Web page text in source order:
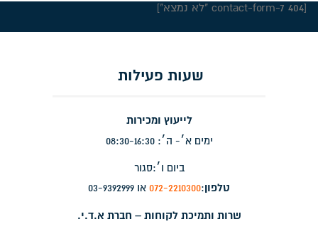
[contact-form-7 404 "לא נמצא"]
שעות פעילות
לייעוץ ומכירות
ימים א׳- ה׳: 08:30-16:30
ביום ו׳:סגור
טלפון:
072-2210300 או 03-9392999
שרות ותמיכת לקוחות – חברת א.ד.י.